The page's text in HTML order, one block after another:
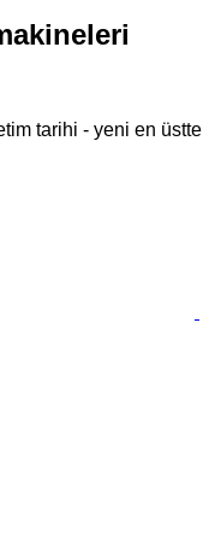
tarihi - yeni en üstte